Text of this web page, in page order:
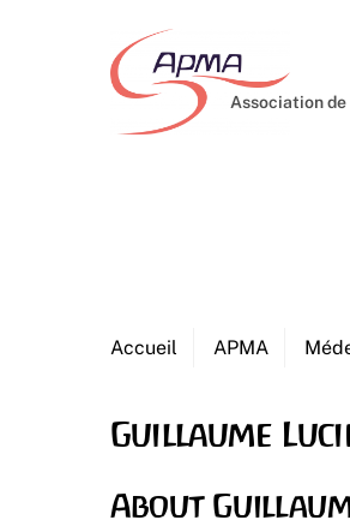
Association
Accueil APMA
Guillaume
About